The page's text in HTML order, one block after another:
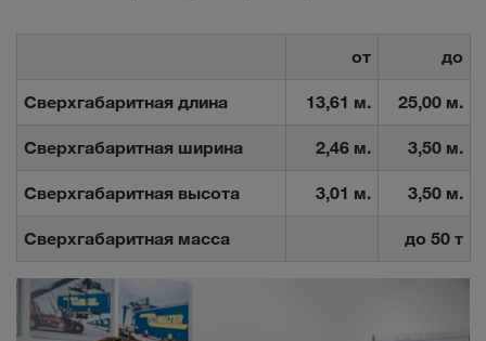
от до
Сверхгабаритная длина 13,61 м. 25,00 м.
Сверхгабаритная ширина 2,46 м. 3,50 м.
Сверхгабаритная высота 3,01 м. 3,50 м.
Сверхгабаритная масса до 50 т